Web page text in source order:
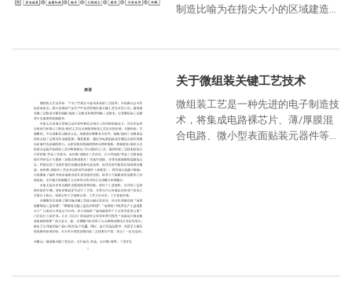
制造比喻为在指尖大小的区域建造摩
关于微组装关键工艺技术
微组装工艺是一种先进的电子制造技
术，将集成电路裸芯片、薄/厚膜混
合电路、微小型表面贴装元器件等进